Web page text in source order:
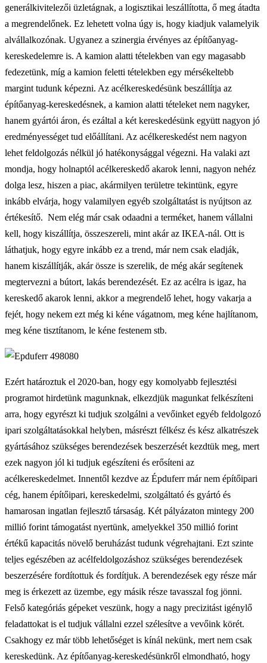
generálkivitelezői üzletágnak, a logisztikai leszállította, ő meg átadta
a megrendelőnek. Ez lehetett volna úgy is, hogy kiadjuk valamelyik
alvállalkozónak. Ugyanez a szinergia érvényes az építőanyag-
kereskedelemre is. A kamion alatti tételekben van egy magasabb
fedezetünk, míg a kamion feletti tételekben egy mérsékeltebb
margint tudunk képezni. Az acélkereskedésünk beszállítja az
építőanyag-kereskedésnek, a kamion alatti tételeket nem nagyker,
hanem gyártói áron, és ezáltal a két kereskedésünk együtt nagyon jó
eredményességet tud előállítani. Az acélkereskedést nem nagyon
lehet feldolgozás nélkül jó hatékonysággal végezni. Ha valaki azt
mondja, hogy holnaptól acélkereskedő akarok lenni, nagyon nehéz
dolga lesz, hiszen a piac, akármilyen területre tekintünk, egyre
inkább elvárja, hogy valamilyen egyéb szolgáltatást is nyújtson az
értékesítő. Nem elég már csak odaadni a terméket, hanem vállalni
kell, hogy kiszállítja, összeszereli, mint akár az IKEA-nál. Ott is
láthatjuk, hogy egyre inkább ez a trend, már nem csak eladják,
hanem kiszállítják, akár össze is szerelik, de még akár segítenek
megtervezni a bútort, lakás berendezését. Ez az acélra is igaz, ha
kereskedő akarok lenni, akkor a megrendelő lehet, hogy vakarja a
fejét, hogy nekem ezt még ki kéne vágatnom, meg kéne hajlítanom,
meg kéne tisztítanom, le kéne festenem stb.
Ezért határoztuk el 2020-ban, hogy egy komolyabb fejlesztési
programot hirdetünk magunknak, elkezdjük magunkat felkészíteni
arra, hogy egyrészt ki tudjuk szolgálni a vevőinket egyéb feldolgozó
ipari szolgáltatásokkal helyben, másrészt félkész és kész alkatrészek
gyártásához szükséges berendezések beszerzését kezdtük meg, mert
ezek nagyon jól ki tudjuk egészíteni és erősíteni az
acélkereskedelmet. Innentől kezdve az Épduferr már nem építőipari
cég, hanem építőipari, kereskedelmi, szolgáltató és gyártó és
hamarosan ingatlan fejlesztő társaság. Két pályázaton mintegy 200
millió forint támogatást nyertünk, amelyekkel 350 millió forint
értékű kapacitás növelő beruházást tudunk végrehajtani. Ezt szinte
teljes egészében az acélfeldolgozáshoz szükséges berendezések
beszerzésére fordítottuk és fordítjuk. A berendezések egy része már
meg is érkezett az üzembe, egy másik része tavasszal fog jönni.
Felső kategóriás gépeket veszünk, hogy a nagy precizitást igénylő
feladattokat is el tudjuk vállalni ezzel szélesítve a vevőink körét.
Csakhogy ez már több lehetőséget is kínál nekünk, mert nem csak
kereskedünk. Az építőanyag-kereskedésünkről elmondható, hogy